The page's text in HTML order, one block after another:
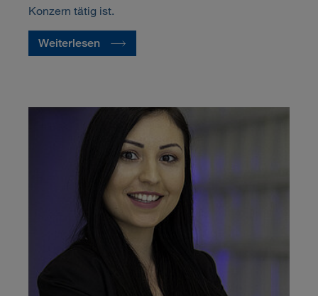
Konzern tätig ist.
Weiterlesen